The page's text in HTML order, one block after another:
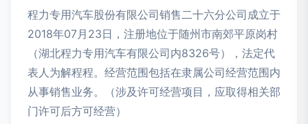
程力专用汽车股份有限公司销售二十六分公司成立于
2018年07月23日，注册地位于随州市南郊平原岗村
（湖北程力专用汽车有限公司内8326号），法定代
表人为解程程。经营范围包括在隶属公司经营范围内
从事销售业务。（涉及许可经营项目，应取得相关部
门许可后方可经营）